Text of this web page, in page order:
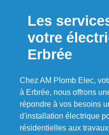
Les
votre
Erbrée
Chez AM Plomb Elec,
à Erbrée, nous offrons
répondre à vos besoins
d'installation électrique
résidentielles aux